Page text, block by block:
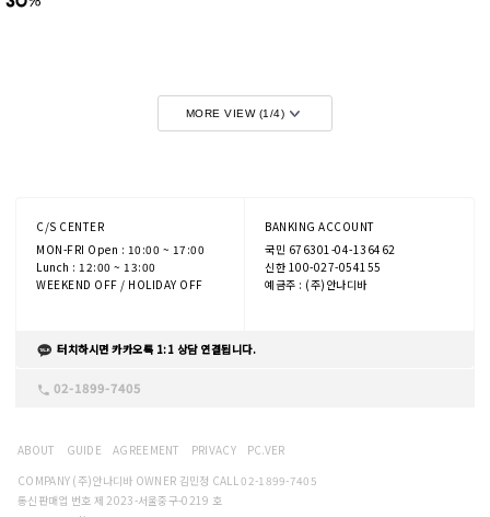
MORE VIEW (1 /4)
C/S CENTER
MON-FRI Open : 10:00 ~ 17:00
Lunch : 12:00 ~ 13:00
WEEKEND OFF / HOLIDAY OFF
BANKING ACCOUNT
국민 676301-04-136462
신한 100-027-054155
예금주 : (주)안나디바
터치하시면 카카오톡 1:1 상담 연결됩니다.
02-1899-7405
ABOUT GUIDE AGREEMENT PRIVACY
PC.VER
COMPANY (주)안나디바 OWNER 김민정 CALL 02-1899-7405
통신판매업 번호 제 2023-서울중구-0219 호